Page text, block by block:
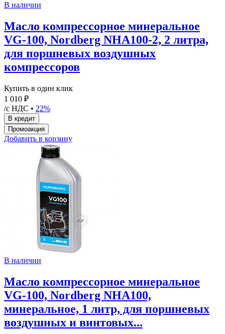
В наличии
Масло компрессорное минеральное
VG-100, Nordberg NHA100-2, 2 литра,
для поршневых воздушных
компрессоров
Купить в один клик
1 010 ₽
/с НДС • 22%
Добавить в корзину
В наличии
Масло компрессорное минеральное
VG-100, Nordberg NHA100,
минеральное, 1 литр, для поршневых
воздушных и винтовых...